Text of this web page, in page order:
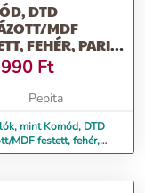
DTD
MDF
FEHÉR, PARIS
Ft
Pepita
mint Komód, DTD
MDF festett, fehér,